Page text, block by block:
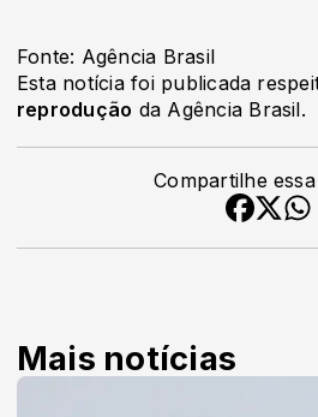
Fonte: Agência Brasil
Esta notícia foi publicada
reprodução da Agência Brasil.
Compartilhe
Mais notícias